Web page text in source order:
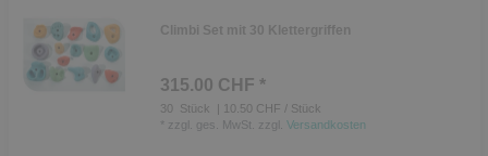
Climbi Set mit 30 Klettergriffen
315.00 CHF *
30 Stück
| 10.50 CHF / Stück
zzgl. ges. MwSt. zzgl. Versandkosten